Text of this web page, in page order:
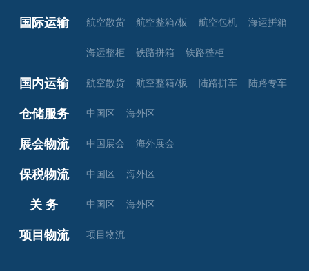
国际运输 航空散货 航空整箱/板 航空包机 海运拼箱
海运整柜 铁路拼箱 铁路整柜
国内运输 航空散货 航空整箱/板 陆路拼车 陆路专车
仓储服务 中国区 海外区
展会物流 中国展会 海外展会
保税物流 中国区 海外区
关 务 中国区 海外区
项目物流 项目物流